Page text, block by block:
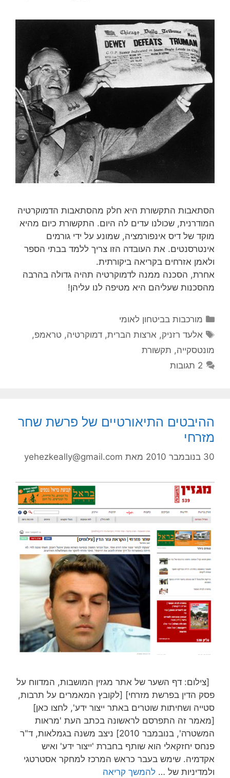
הסתאבות התקשורת היא חלק מהסתאבות הדמוקרטיה
המודרנית, שכולנו עדים לה היום. התקשורת כיום מהיא
מוקד של דיס אינפורמציה, שמונע על ידי גורמים
אינטרסנטים. את העובדה הזו צריך ללמד בבתי הספר
ולאמן אזרחים בקריאה ביקורתית.
אחרת, הסכנה ממנה לדמוקרטיה תהיה גדולה בהרבה
מהסכנות שעליהם היא מטיפה לנו עליהן!
קטגוריות
מורכבות בביטחון לאומי
תגיות
אלעד רזניק, ארצות הברית,דמוקרטיה,טראמפ,
מונטסקייה, תקשורת
2 תגובות
ההיבטים התיאורטיים של פרשת שחר
מזרחי
30 בנובמבר 2010 מאת yehezkeally@gmail.com
[צילום: דף השער של אתר מגזין המושבות, המדווח על
פסק הדין בפרשת מזרחי] [לקובץ המאמרים על תרבות,
סטייה ושחיתות שוטרים באתר ייצור ידע', לחצו כאן]
[מאמר זה התפרסם לראשונה בכתב העת 'מראות
המשטרה', בנובמבר 2010] ניצב משנה בגמלאות, ד"ר
פנחס יחזקאלי הוא שותף בחברת 'ייצור ידע' ואיש
אקדמיה. שימש בעבר כראש המרכז למחקר אסטרטגי
ולמדיניות של … להמשך קריאה